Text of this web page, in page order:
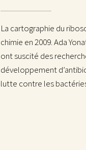
La cartographie du
chimie en 2009. Ada
ont suscité des
développement
lutte contre les